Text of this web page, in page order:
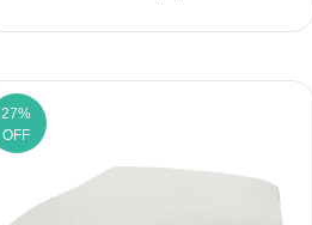
27%
OFF